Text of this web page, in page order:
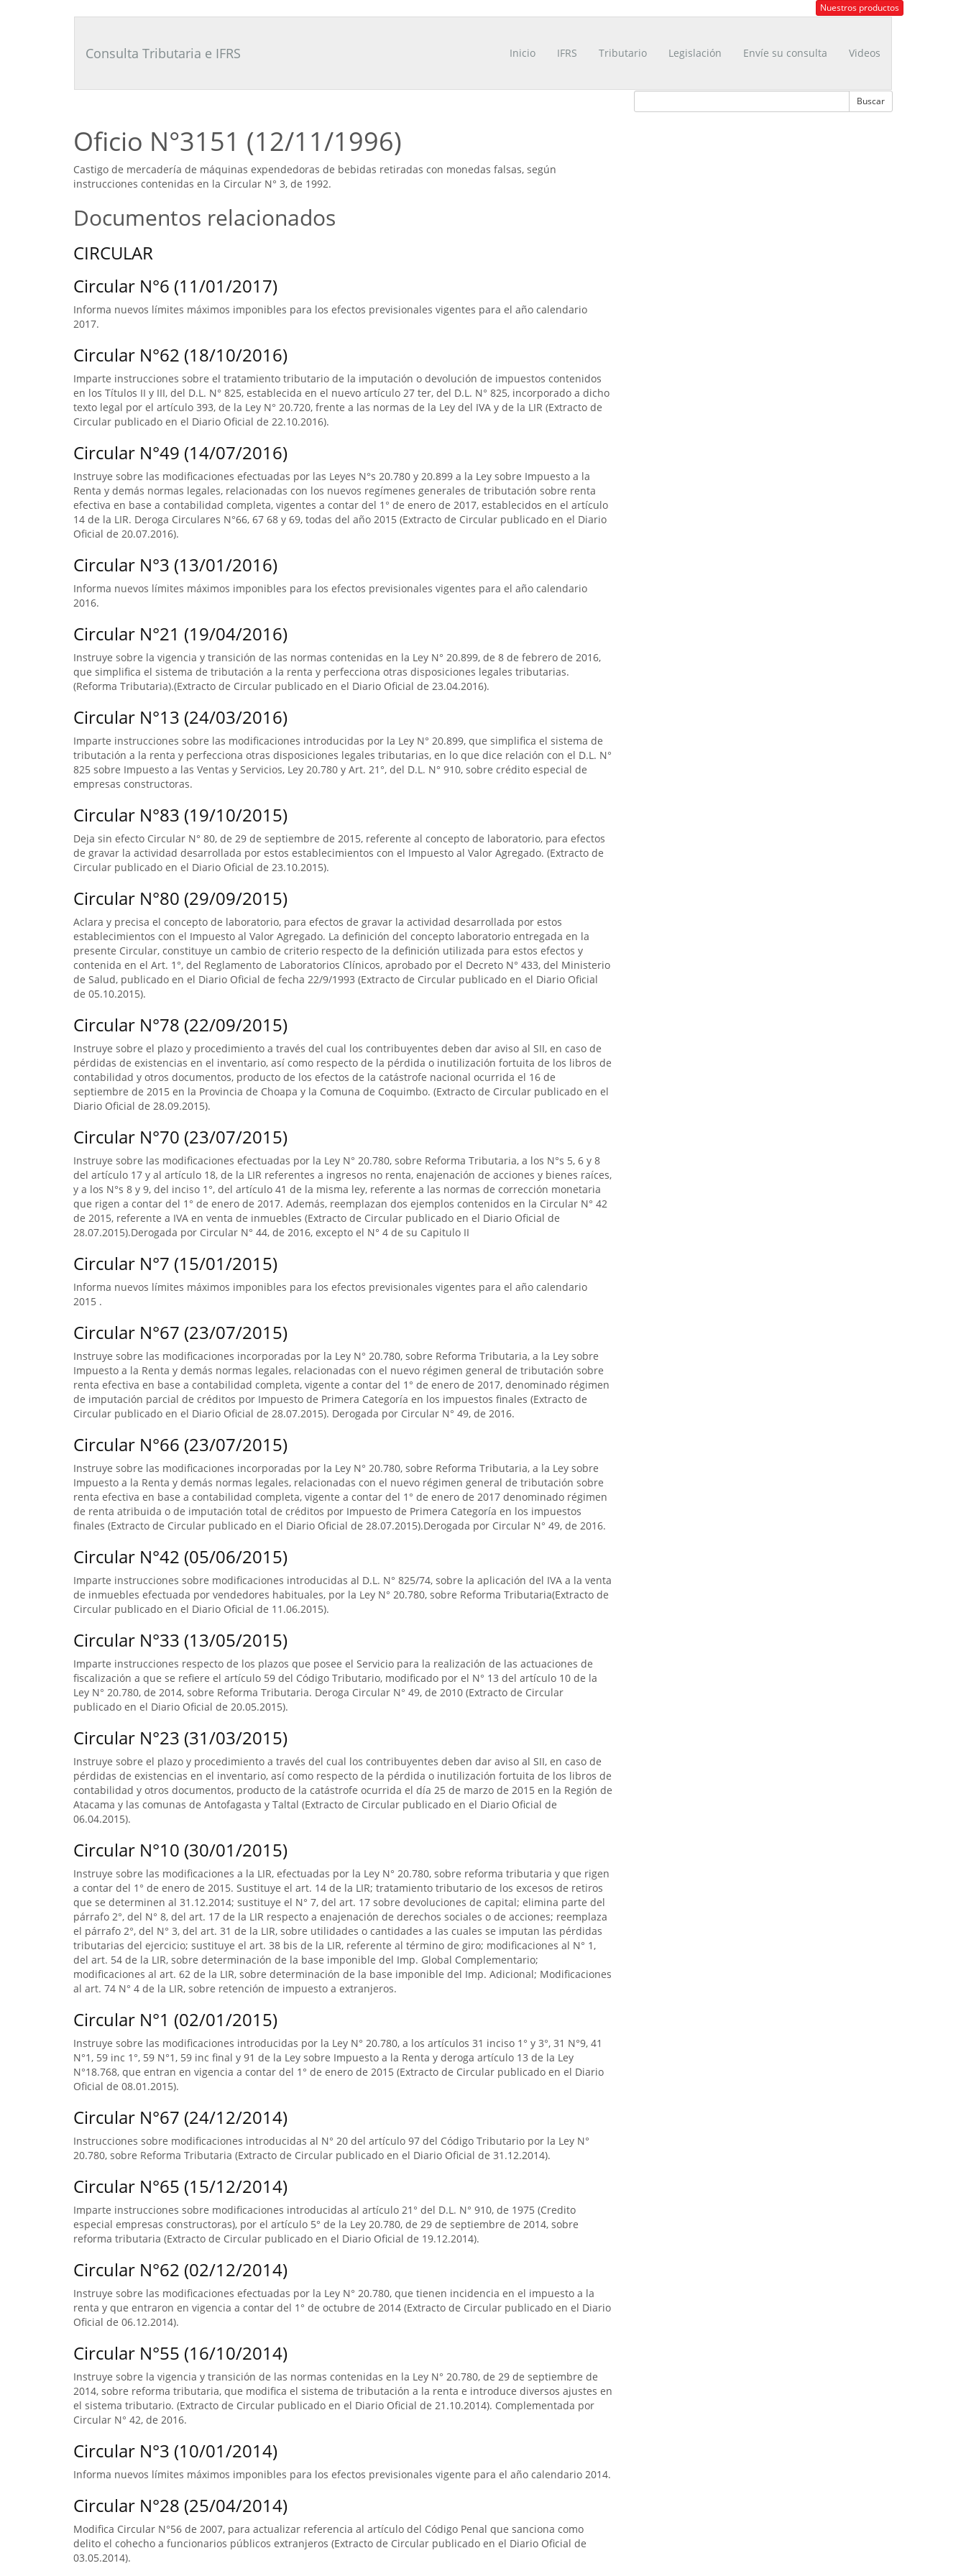
Tributario
Nuestros productos
Consulta Tributaria e IFRS Inicio IFRS Tributario Legislación Envíe su consulta Videos
Oficio N°3151 (12/11/1996)
Castigo de mercadería de máquinas expendedoras de bebidas retiradas con monedas falsas, según
instrucciones contenidas en la Circular N° 3, de 1992.
Documentos relacionados
CIRCULAR
Circular N°6 (11/01/2017)
Informa nuevos límites máximos imponibles para los efectos previsionales vigentes para el año calendario
2017.
Circular N°62 (18/10/2016)
Imparte instrucciones sobre el tratamiento tributario de la imputación o devolución de impuestos contenidos
en los Títulos II y III, del D.L. N° 825, establecida en el nuevo artículo 27 ter, del D.L. N° 825, incorporado a dicho
texto legal por el artículo 393, de la Ley N° 20.720, frente a las normas de la Ley del IVA y de la LIR (Extracto de
Circular publicado en el Diario Oficial de 22.10.2016).
Circular N°49 (14/07/2016)
Instruye sobre las modificaciones efectuadas por las Leyes N°s 20.780 y 20.899 a la Ley sobre Impuesto a la
Renta y demás normas legales, relacionadas con los nuevos regímenes generales de tributación sobre renta
efectiva en base a contabilidad completa, vigentes a contar del 1° de enero de 2017, establecidos en el artículo
14 de la LIR. Deroga Circulares N°66, 67 68 y 69, todas del año 2015 (Extracto de Circular publicado en el Diario
Oficial de 20.07.2016).
Circular N°3 (13/01/2016)
Informa nuevos límites máximos imponibles para los efectos previsionales vigentes para el año calendario
2016.
Circular N°21 (19/04/2016)
Instruye sobre la vigencia y transición de las normas contenidas en la Ley N° 20.899, de 8 de febrero de 2016,
que simplifica el sistema de tributación a la renta y perfecciona otras disposiciones legales tributarias.
(Reforma Tributaria).(Extracto de Circular publicado en el Diario Oficial de 23.04.2016).
Circular N°13 (24/03/2016)
Imparte instrucciones sobre las modificaciones introducidas por la Ley N° 20.899, que simplifica el sistema de
tributación a la renta y perfecciona otras disposiciones legales tributarias, en lo que dice relación con el D.L. N°
825 sobre Impuesto a las Ventas y Servicios, Ley 20.780 y Art. 21°, del D.L. N° 910, sobre crédito especial de
empresas constructoras.
Circular N°83 (19/10/2015)
Deja sin efecto Circular N° 80, de 29 de septiembre de 2015, referente al concepto de laboratorio, para efectos
de gravar la actividad desarrollada por estos establecimientos con el Impuesto al Valor Agregado. (Extracto de
Circular publicado en el Diario Oficial de 23.10.2015).
Circular N°80 (29/09/2015)
Aclara y precisa el concepto de laboratorio, para efectos de gravar la actividad desarrollada por estos
establecimientos con el Impuesto al Valor Agregado. La definición del concepto laboratorio entregada en la
presente Circular, constituye un cambio de criterio respecto de la definición utilizada para estos efectos y
contenida en el Art. 1°, del Reglamento de Laboratorios Clínicos, aprobado por el Decreto N° 433, del Ministerio
de Salud, publicado en el Diario Oficial de fecha 22/9/1993 (Extracto de Circular publicado en el Diario Oficial
de 05.10.2015).
Circular N°78 (22/09/2015)
Instruye sobre el plazo y procedimiento a través del cual los contribuyentes deben dar aviso al SII, en caso de
pérdidas de existencias en el inventario, así como respecto de la pérdida o inutilización fortuita de los libros de
contabilidad y otros documentos, producto de los efectos de la catástrofe nacional ocurrida el 16 de
septiembre de 2015 en la Provincia de Choapa y la Comuna de Coquimbo. (Extracto de Circular publicado en el
Diario Oficial de 28.09.2015).
Circular N°70 (23/07/2015)
Instruye sobre las modificaciones efectuadas por la Ley N° 20.780, sobre Reforma Tributaria, a los N°s 5, 6 y 8
del artículo 17 y al artículo 18, de la LIR referentes a ingresos no renta, enajenación de acciones y bienes raíces,
y a los N°s 8 y 9, del inciso 1°, del artículo 41 de la misma ley, referente a las normas de corrección monetaria
que rigen a contar del 1° de enero de 2017. Además, reemplazan dos ejemplos contenidos en la Circular N° 42
de 2015, referente a IVA en venta de inmuebles (Extracto de Circular publicado en el Diario Oficial de
28.07.2015).Derogada por Circular N° 44, de 2016, excepto el N° 4 de su Capitulo II
Circular N°7 (15/01/2015)
Informa nuevos límites máximos imponibles para los efectos previsionales vigentes para el año calendario
2015 .
Circular N°67 (23/07/2015)
Instruye sobre las modificaciones incorporadas por la Ley N° 20.780, sobre Reforma Tributaria, a la Ley sobre
Impuesto a la Renta y demás normas legales, relacionadas con el nuevo régimen general de tributación sobre
renta efectiva en base a contabilidad completa, vigente a contar del 1° de enero de 2017, denominado régimen
de imputación parcial de créditos por Impuesto de Primera Categoría en los impuestos finales (Extracto de
Circular publicado en el Diario Oficial de 28.07.2015). Derogada por Circular N° 49, de 2016.
Circular N°66 (23/07/2015)
Instruye sobre las modificaciones incorporadas por la Ley N° 20.780, sobre Reforma Tributaria, a la Ley sobre
Impuesto a la Renta y demás normas legales, relacionadas con el nuevo régimen general de tributación sobre
renta efectiva en base a contabilidad completa, vigente a contar del 1° de enero de 2017 denominado régimen
de renta atribuida o de imputación total de créditos por Impuesto de Primera Categoría en los impuestos
finales (Extracto de Circular publicado en el Diario Oficial de 28.07.2015).Derogada por Circular N° 49, de 2016.
Circular N°42 (05/06/2015)
Imparte instrucciones sobre modificaciones introducidas al D.L. N° 825/74, sobre la aplicación del IVA a la venta
de inmuebles efectuada por vendedores habituales, por la Ley N° 20.780, sobre Reforma Tributaria(Extracto de
Circular publicado en el Diario Oficial de 11.06.2015).
Circular N°33 (13/05/2015)
Imparte instrucciones respecto de los plazos que posee el Servicio para la realización de las actuaciones de
fiscalización a que se refiere el artículo 59 del Código Tributario, modificado por el N° 13 del artículo 10 de la
Ley N° 20.780, de 2014, sobre Reforma Tributaria. Deroga Circular N° 49, de 2010 (Extracto de Circular
publicado en el Diario Oficial de 20.05.2015).
Circular N°23 (31/03/2015)
Instruye sobre el plazo y procedimiento a través del cual los contribuyentes deben dar aviso al SII, en caso de
pérdidas de existencias en el inventario, así como respecto de la pérdida o inutilización fortuita de los libros de
contabilidad y otros documentos, producto de la catástrofe ocurrida el día 25 de marzo de 2015 en la Región de
Atacama y las comunas de Antofagasta y Taltal (Extracto de Circular publicado en el Diario Oficial de
06.04.2015).
Circular N°10 (30/01/2015)
Instruye sobre las modificaciones a la LIR, efectuadas por la Ley N° 20.780, sobre reforma tributaria y que rigen
a contar del 1° de enero de 2015. Sustituye el art. 14 de la LIR; tratamiento tributario de los excesos de retiros
que se determinen al 31.12.2014; sustituye el N° 7, del art. 17 sobre devoluciones de capital; elimina parte del
párrafo 2°, del N° 8, del art. 17 de la LIR respecto a enajenación de derechos sociales o de acciones; reemplaza
el párrafo 2°, del N° 3, del art. 31 de la LIR, sobre utilidades o cantidades a las cuales se imputan las pérdidas
tributarias del ejercicio; sustituye el art. 38 bis de la LIR, referente al término de giro; modificaciones al N° 1,
del art. 54 de la LIR, sobre determinación de la base imponible del Imp. Global Complementario;
modificaciones al art. 62 de la LIR, sobre determinación de la base imponible del Imp. Adicional; Modificaciones
al art. 74 N° 4 de la LIR, sobre retención de impuesto a extranjeros.
Circular N°1 (02/01/2015)
Instruye sobre las modificaciones introducidas por la Ley N° 20.780, a los artículos 31 inciso 1° y 3°, 31 N°9, 41
N°1, 59 inc 1°, 59 N°1, 59 inc final y 91 de la Ley sobre Impuesto a la Renta y deroga artículo 13 de la Ley
N°18.768, que entran en vigencia a contar del 1° de enero de 2015 (Extracto de Circular publicado en el Diario
Oficial de 08.01.2015).
Circular N°67 (24/12/2014)
Instrucciones sobre modificaciones introducidas al N° 20 del artículo 97 del Código Tributario por la Ley N°
20.780, sobre Reforma Tributaria (Extracto de Circular publicado en el Diario Oficial de 31.12.2014).
Circular N°65 (15/12/2014)
Imparte instrucciones sobre modificaciones introducidas al artículo 21° del D.L. N° 910, de 1975 (Credito
especial empresas constructoras), por el artículo 5° de la Ley 20.780, de 29 de septiembre de 2014, sobre
reforma tributaria (Extracto de Circular publicado en el Diario Oficial de 19.12.2014).
Circular N°62 (02/12/2014)
Instruye sobre las modificaciones efectuadas por la Ley N° 20.780, que tienen incidencia en el impuesto a la
renta y que entraron en vigencia a contar del 1° de octubre de 2014 (Extracto de Circular publicado en el Diario
Oficial de 06.12.2014).
Circular N°55 (16/10/2014)
Instruye sobre la vigencia y transición de las normas contenidas en la Ley N° 20.780, de 29 de septiembre de
2014, sobre reforma tributaria, que modifica el sistema de tributación a la renta e introduce diversos ajustes en
el sistema tributario. (Extracto de Circular publicado en el Diario Oficial de 21.10.2014). Complementada por
Circular N° 42, de 2016.
Circular N°3 (10/01/2014)
Informa nuevos límites máximos imponibles para los efectos previsionales vigente para el año calendario 2014.
Circular N°28 (25/04/2014)
Modifica Circular N°56 de 2007, para actualizar referencia al artículo del Código Penal que sanciona como
delito el cohecho a funcionarios públicos extranjeros (Extracto de Circular publicado en el Diario Oficial de
03.05.2014).